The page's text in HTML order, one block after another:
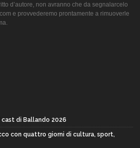
d’autore, non avranno che da segnalarcelo
e provvederemo prontamente a rimuoverle
di Ballando 2026
con quattro giorni di cultura, sport,